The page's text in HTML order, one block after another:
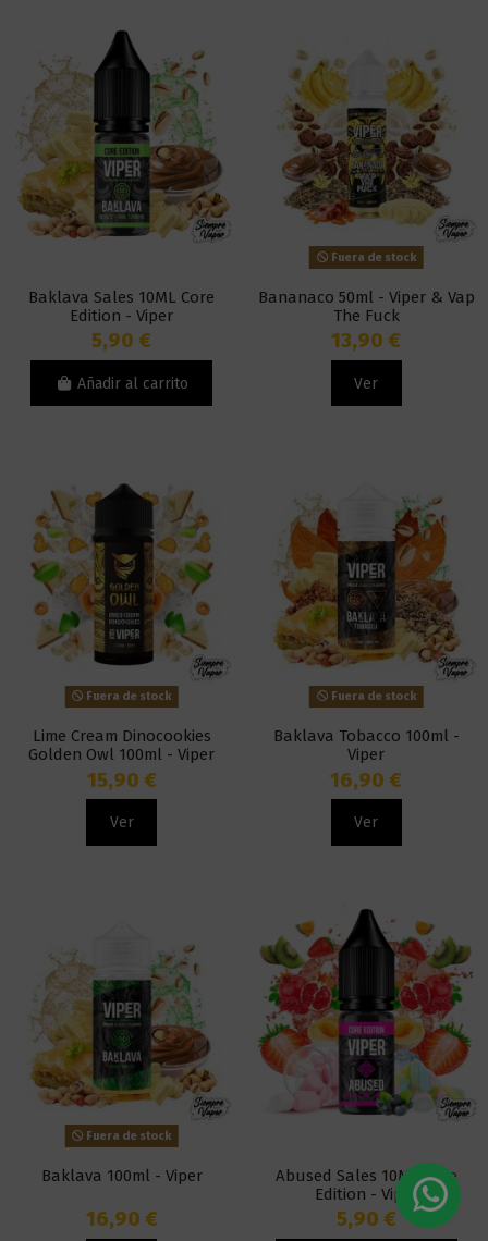
Baklava Sales 10ML Core
Edition - Viper
5,90 €
Añadir al carrito
Fuera de stock
Bananaco 50ml - Viper & Vap
The Fuck
13,90 €
Ver
Fuera de stock
Lime Cream Dinocookies
Golden Owl 100ml - Viper
15,90 €
Ver
Fuera de stock
Baklava Tobacco 100ml -
Viper
16,90 €
Ver
Fuera de stock
Baklava 100ml - Viper
16,90 €
Abused Sales 10ML Core
Edition - Viper
5,90 €